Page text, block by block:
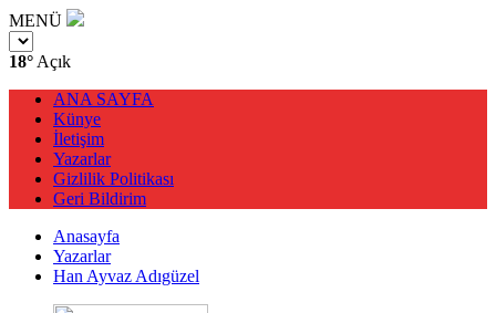
MENÜ
18° Açık
ANA SAYFA
Künye
İletişim
Yazarlar
Gizlilik Politikası
Geri Bildirim
Anasayfa
Yazarlar
Han Ayvaz Adıgüzel